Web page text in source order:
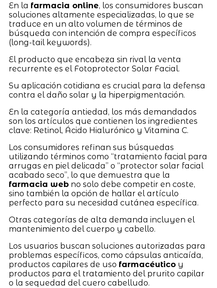
En la farmacia online, los consumidores buscan
soluciones altamente especializadas, lo que se
traduce en un alto volumen de términos de
búsqueda con intención de compra específicos
(long-tail keywords).
El producto que encabeza sin rival la venta
recurrente es el Fotoprotector Solar Facial.
Su aplicación cotidiana es crucial para la defensa
contra el daño solar y la hiperpigmentación.
En la categoría antiedad, los más demandados
son los artículos que contienen los ingredientes
clave: Retinol, Ácido Hialurónico y Vitamina C.
Los consumidores refinan sus búsquedas
utilizando términos como “tratamiento facial para
arrugas en piel delicada” o “protector solar facial
acabado seco”, lo que demuestra que la
farmacia webno solo debe competir en coste,
sino también la opción de hallar el artículo
perfecto para su necesidad cutánea específica.
Otras categorías de alta demanda incluyen el
mantenimiento del cuerpo y cabello.
Los usuarios buscan soluciones autorizadas para
problemas específicos, como cápsulas anticaída,
productos capilares de uso farmacéuticoy
productos para el tratamiento del prurito capilar
o la sequedad del cuero cabelludo.